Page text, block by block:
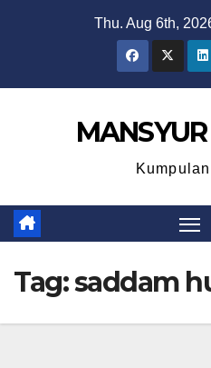
Thu. Aug 6th,
Tag:saddam